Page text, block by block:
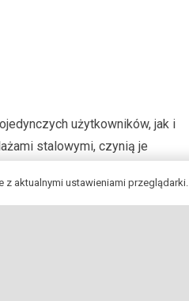
użytkowników, jak i
stalowymi, czynią je
nowoczesnych
z aktualnymi ustawieniami przeglądarki.